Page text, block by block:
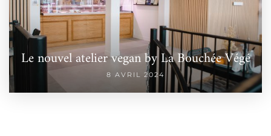
Le nouvel atelier vegan by La Bouchée Végé
8 AVRIL 2024